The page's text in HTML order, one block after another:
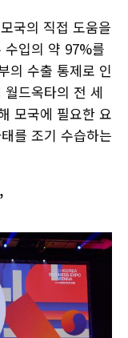
국의 직접 도움을
수입의 약 97%를
의 수출 통제로 인
드옥타의 전 세
모국에 필요한 요
를 조기 수습하는